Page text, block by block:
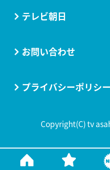
テレビ朝日
お問い合わせ
プライバシーポリシー
Copyright(C) tv